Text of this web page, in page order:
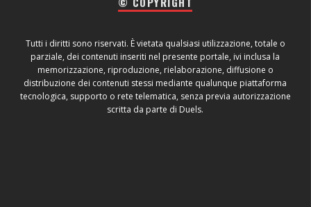
Tutti i diritti sono riservati. È vietata qualsiasi utilizzazione, totale o
parziale, dei contenuti inseriti nel presente portale, ivi inclusa la
memorizzazione, riproduzione, rielaborazione, diffusione o
distribuzione dei contenuti stessi mediante qualunque piattaforma
tecnologica, supporto o rete telematica, senza previa autorizzazione
scritta da parte di Duels.